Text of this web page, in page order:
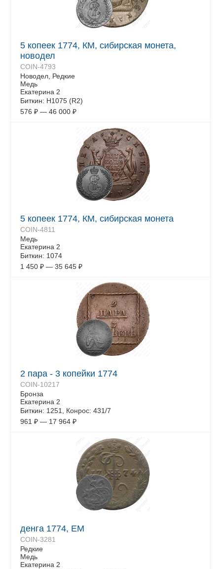
5 копеек 1774, КМ, сибирская монета,
новодел
COIN-4793
Новодел, Редкие
Медь
Екатерина 2
Биткин: Н1075 (R2)
576 ₽ — 46 000 ₽
5 копеек 1774, КМ, сибирская монета
COIN-4811
Медь
Екатерина 2
Биткин: 1074
1 450 ₽ — 35 645 ₽
2 пара - 3 копейки 1774
COIN-10217
Бронза
Екатерина 2
Биткин: 1251, Конрос: 431/7
961 ₽ — 17 964 ₽
денга 1774, ЕМ
COIN-3281
Редкие
Медь
Екатерина 2